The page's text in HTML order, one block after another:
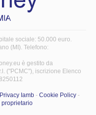
sociale: 50.000 euro.
(MI). Telefono:
è gestito da
("PCMC"), iscrizione Elenco
Privacy Iamb - Cookie Policy -
proprietario